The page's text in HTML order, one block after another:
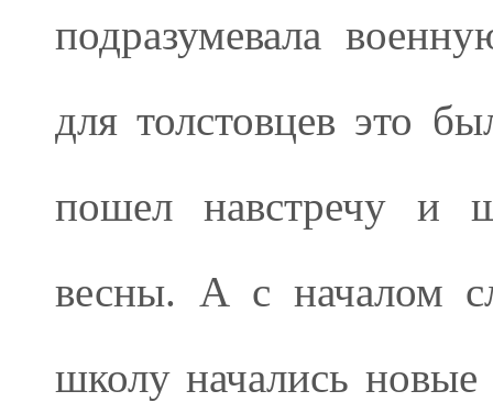
подразумевала
для толстовцев это
пошел навстречу и
весны. А с началом
школу начались новые